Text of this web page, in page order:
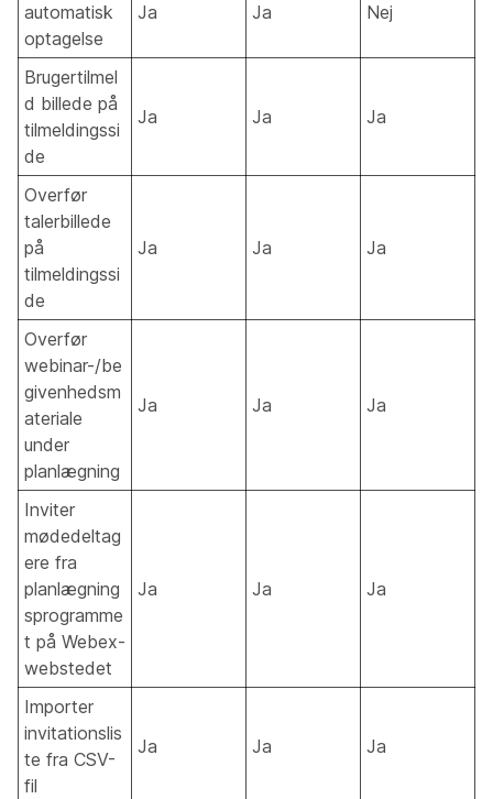
automatisk
optagelse
Ja Ja Nej
Brugertilmel
d billede på
tilmeldingssi
de
Ja Ja Ja
Overfør
talerbillede
på
tilmeldingssi
de
Ja Ja Ja
Overfør
webinar-/be
givenhedsm
ateriale
under
planlægning
Ja Ja Ja
Inviter
mødedeltag
ere fra
planlægning
sprogramme
t på Webex-
webstedet
Ja Ja Ja
Importer
invitationslis
te fra CSV-
fil
Ja Ja Ja